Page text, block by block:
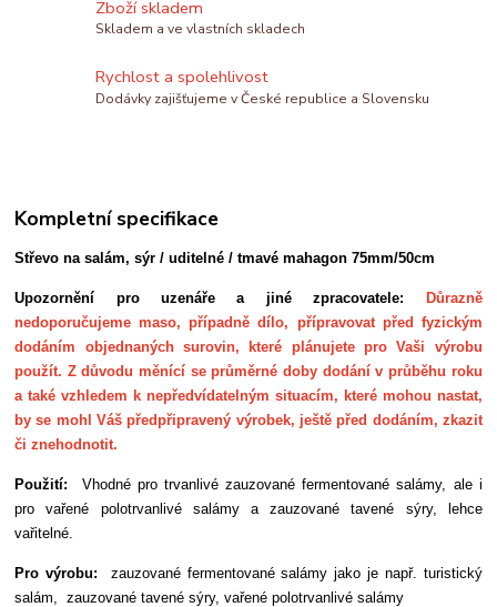
Zboží skladem
Skladem a ve vlastních skladech
Rychlost a spolehlivost
Dodávky zajišťujeme v České republice a Slovensku
Kompletní specifikace
Střevo na salám, sýr / uditelné / tmavé mahagon 75mm/50cm
Upozornění pro uzenáře a jiné zpracovatele:
Důrazně
nedoporučujeme maso, případně dílo, přípravovat před fyzickým
dodáním objednaných surovin, které plánujete pro Vaši výrobu
použít. Z důvodu měnící se průměrné doby dodání v průběhu roku
a také vzhledem k nepředvídatelným situacím, které mohou nastat,
by se mohl Váš předpřipravený výrobek, ještě před dodáním, zkazit
či znehodnotit.
Použití:
Vhodné pro trvanlivé zauzované fermentované salámy, ale i
pro vařené polotrvanlivé salámy a zauzované tavené sýry, lehce
vařitelné.
Pro výrobu: zauzované fermentované salámy jako je např. turistický
salám, zauzované tavené sýry, vařené polotrvanlivé salámy